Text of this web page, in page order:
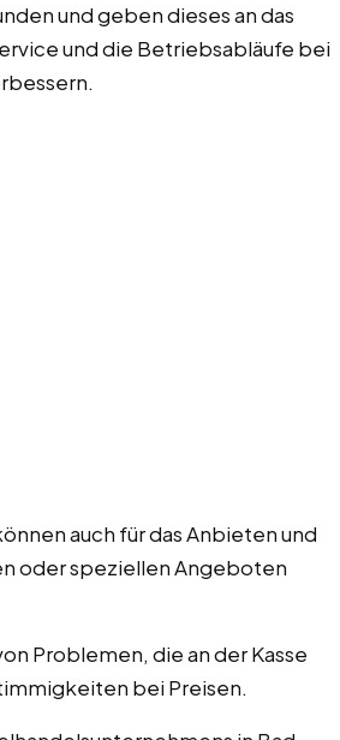
und geben dieses an das
und die Betriebsabläufe bei
auch für das Anbieten und
oder speziellen Angeboten
Problemen, die an der Kasse
bei Preisen.